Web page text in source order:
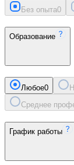
Без опыта0
Образование
Любое0
Среднее
График работы